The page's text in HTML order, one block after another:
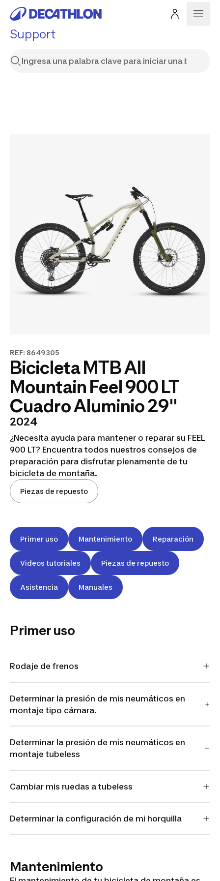
Support
REF: 8649305
Bicicleta MTB All
Mountain Feel 900 LT
Cuadro Aluminio 29"
2024
¿Necesita ayuda para mantener o reparar su FEEL
900 LT? Encuentra todos nuestros consejos de
preparación para disfrutar plenamente de tu
bicicleta de montaña.
Piezas de repuesto
Primer uso Mantenimiento Reparación
Videos tutoriales Piezas de repuesto
Asistencia Manuales
Primer uso
Rodaje de frenos
Determinar la presión de mis neumáticos en
montaje tipo cámara.
Determinar la presión de mis neumáticos en
montaje tubeless
Cambiar mis ruedas a tubeless
Determinar la configuración de mi horquilla
Mantenimiento